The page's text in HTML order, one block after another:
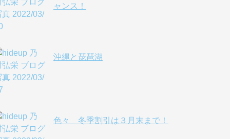
ャンス！
沖縄と琵琶湖
色々 冬季割引は３月末まで！